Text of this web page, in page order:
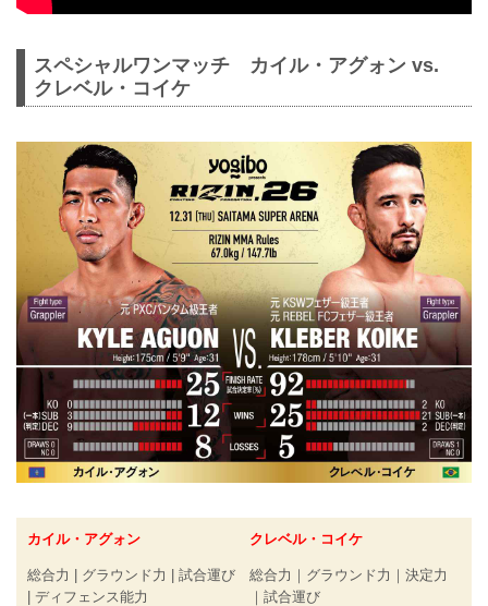
スペシャルワンマッチ カイル・アグォン vs.
クレベル・コイケ
カイル・アグォン
総合力 | グラウンド力 | 試合運び
| ディフェンス能力
クレベル・コイケ
総合力｜グラウンド力｜決定力
｜試合運び